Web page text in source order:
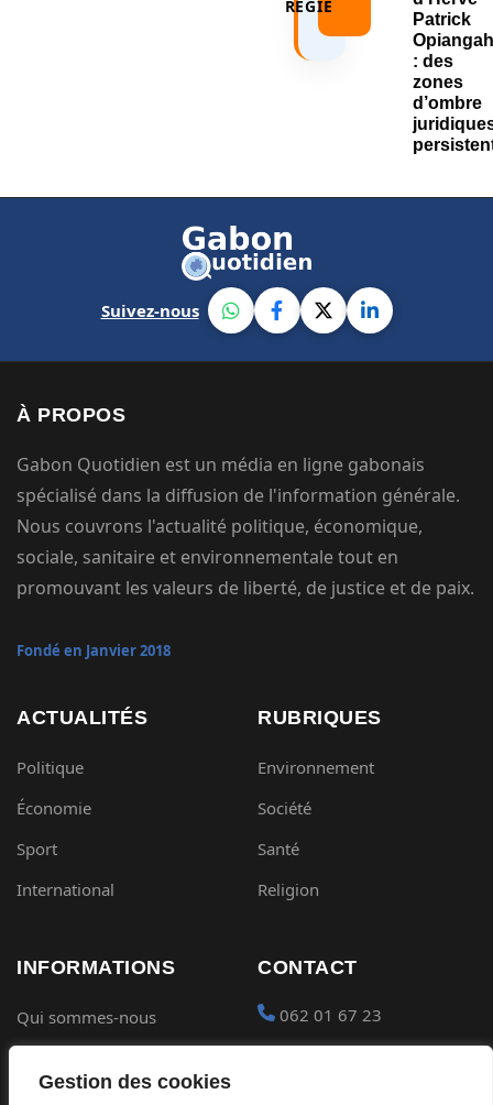
Gestion des cookies
RÉGIE
Suivez-nous
À PROPOS
Gabon Quotidien est un média en ligne gabonais
spécialisé dans la diffusion de l'information générale.
Nous couvrons l'actualité politique, économique,
sociale, sanitaire et environnementale tout en
promouvant les valeurs de liberté, de justice et de paix.
Fondé en Janvier 2018
ACTUALITÉS
Politique
Économie
Sport
International
RUBRIQUES
Environnement
Société
Santé
Religion
INFORMATIONS
Qui sommes-nous
CONTACT
062 01 67 23